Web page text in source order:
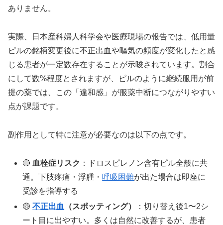
ありません。
実際、日本産科婦人科学会や医療現場の報告では、低用量
ピルの銘柄変更後に不正出血や嘔気の頻度が変化したと感
じる患者が一定数存在することが示唆されています。割合
にして数%程度とされますが、ピルのように継続服用が前
提の薬では、この「違和感」が服薬中断につながりやすい
点が課題です。
副作用として特に注意が必要なのは以下の点です。
🔴 血栓症リスク ：ドロスピレノン含有ピル全般に共
通。下肢疼痛・浮腫・ 呼吸困難が出た場合は即座に
受診を指導する
🟡不正出血 （スポッティング）
：切り替え後1〜2シ
ート目に出やすい。多くは自然に改善するが、患者